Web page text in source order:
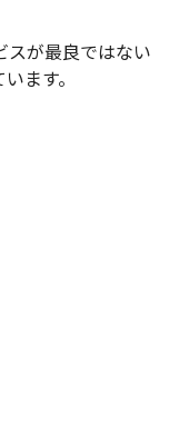
スが最良ではない
ます。